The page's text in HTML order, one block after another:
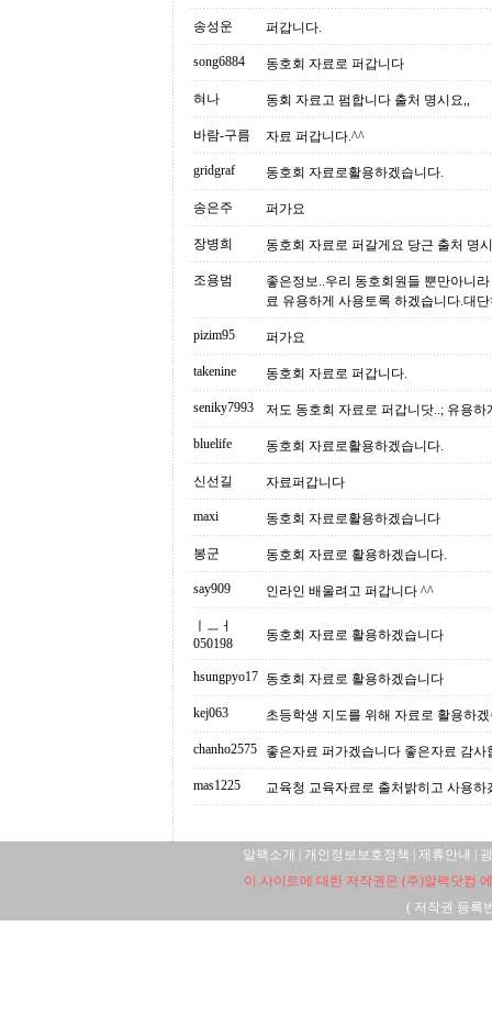
송성운 퍼갑니다.
song6884 동호회 자료로 퍼갑니다
혀나 동회 자료고 펌합니다 출처 명시요,,
바람-구름 자료 퍼갑니다.^^
gridgraf 동호회 자료로활용하겠습니다.
송은주 퍼가요
장병희 동호회 자료로 퍼갈게요 당근 출처 명
조용범
좋은정보..우리 동호회원들 뿐만아니
료 유용하게 사용토록 하겠습니다.대
pizim95 퍼가요
takenine 동호회 자료로 퍼갑니다.
seniky7993 저도 동호회 자료로 퍼갑니닷..; 유용하
bluelife 동호회 자료로활용하겠습니다.
신선길 자료퍼갑니다
maxi 동호회 자료로활용하겠습니다
봉군 동호회 자료로 활용하겠습니다.
say909 인라인 배울려고 퍼갑니다 ^^
ㅣㅡㅓ
050198
동호회 자료로 활용하겠습니다
hsungpyo17 동호회 자료로 활용하겠습니다
kej063 초등학생 지도를 위해 자료로 활용하
chanho2575 좋은자료 퍼가겠습니다 좋은자료 감사
mas1225 교육청 교육자료로 출처밝히고 사용하
알팩소개 개인정보보호정책 제휴안내
이 사이트에 대한 저작권은 (주)알팩닷컴
( 저작권 등록